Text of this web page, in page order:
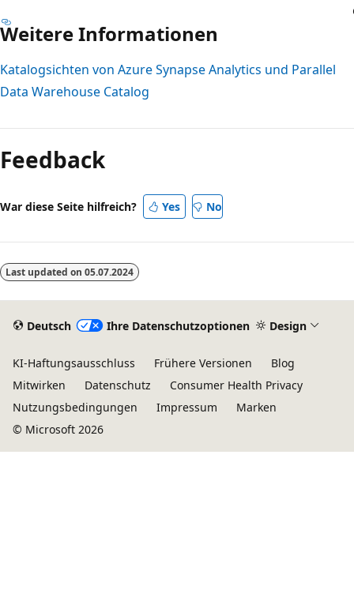
Weitere Informationen
Katalogsichten von Azure Synapse Analytics und Parallel
Data Warehouse Catalog
deaktiviert
Feedback
War diese Seite hilfreich? Yes No
Last updated on 05.07.2024
Deutsch Ihre Datenschutzoptionen Design
KI-Haftungsausschluss Frühere Versionen
Blog
Mitwirken
Datenschutz
Consumer Health Privacy
Nutzungsbedingungen
Impressum
Marken
© Microsoft 2026